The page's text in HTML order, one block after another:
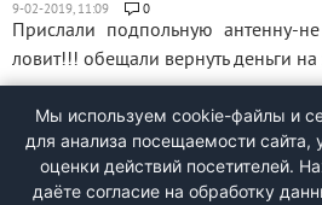
0
Прислали подпольную антенну-
ловит!!! обещали вернуть деньги
Мы используем cookie-файлы и
для анализа посещаемости сайта,
оценки действий посетителей.
даёте согласие на обработку